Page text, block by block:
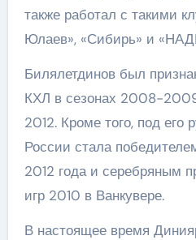
также работал с такими
Юлаев», «Сибирь» и
Билялетдинов был
КХЛ в сезонах 2008-
2012. Кроме того, под его
России стала
2012 года и серебряным
игр 2010 в Ванкувере.
В настоящее время